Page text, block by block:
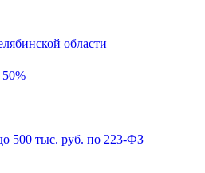
области
500 тыс. руб. по 223-ФЗ